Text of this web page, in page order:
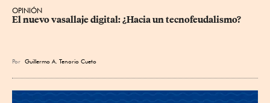
OPINIÓN
El nuevo vasallaje digital: ¿Hacia un tecnofeudalismo?
Por Guillermo A. Tenorio Cueto